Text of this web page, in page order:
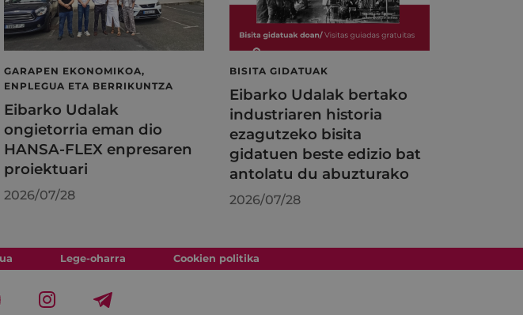
GARAPEN EKONOMIKOA,
ENPLEGUA ETA BERRIKUNTZA
Eibarko Udalak
ongietorria eman dio
HANSA-FLEX enpresaren
proiektuari
2026/07/28
BISITA GIDATUAK
Eibarko Udalak bertako
industriaren historia
ezagutzeko bisita
gidatuen beste edizio bat
antolatu du abuzturako
2026/07/28
Lege-oharra Cookien politika